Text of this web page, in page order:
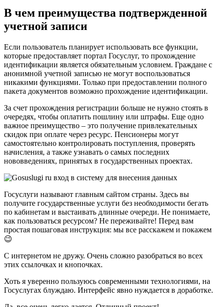
В чем преимущества подтвержденной
учетной записи
Если пользователь планирует использовать все функции,
которые предоставляет портал Госуслуг, то прохождение
идентификации является обязательным условием. Граждане с
анонимной учетной записью не могут воспользоваться
никакими функциями. Только при предоставлении полного
пакета документов возможно прохождение идентификации.
За счет прохождения регистрации больше не нужно стоять в
очередях, чтобы оплатить пошлину или штрафы. Еще одно
важное преимущество – это получение привлекательных
скидок при оплате через ресурс. Пенсионеры могут
самостоятельно контролировать поступления, проверять
начисления, а также узнавать о самых последних
нововведениях, принятых в государственных проектах.
Госуслуги называют главным сайтом страны. Здесь вы
получите государственные услуги без необходимости бегать
по кабинетам и выстаивать длинные очереди. Не понимаете,
как пользоваться ресурсом? Не переживайте! Перед вам
простая пошаговая инструкция: мы все расскажем и покажем
😉
С интернетом не дружу. Очень сложно разобраться во всех
этих ссылочках и кнопочках.
Хоть я уверенно пользуюсь современными технологиями, на
Госуслугах блуждаю. Интерфейс явно нуждается в доработке.